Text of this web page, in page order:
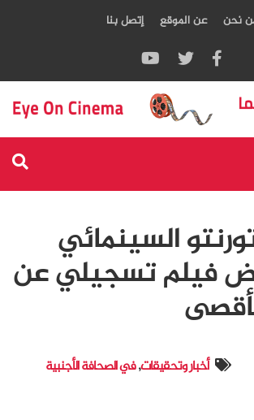
نحن عن الموقع إتصل بنا
السينمائي
فيلم تسجيلي عن
أخبار وتحقيقات,في الصحافة الأجنبية